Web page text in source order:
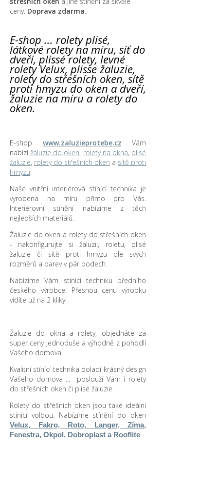
ceny. Doprava zdarma.
E-shop ... rolety plisé,
látkové rolety na míru, síť do
dveří, plissé rolety, levné
rolety Velux, plisse žaluzie,
rolety do střešních oken, sítě
proti hmyzu do oken a dveří,
žaluzie na míru a rolety do
oken.
E-shop www.zaluzieprotebe.cz Vám
nabízížaluzie do oken, rolety na okna, plisé
žaluzie, rolety do střešních oken a sítě proti
hmyzu.
Naše vnitřní interiérová stínící technika je
vyrobena na míru přímo pro Vás.
Interiérovní stínění nabízíme z těch
nejlepších materiálů.
Žaluzie do oken a rolety do střešních oken
- nakonfigurujte si žaluzii, roletu, plisé
žaluzie či sítě proti hmyzu dle svých
rozměrů a barev v pár bodech.
Nabízíme Vám stínící techniku předního
českého výrobce. Přesnou cenu výrobku
vidíte už na 2 kliky!
Žaluzie do okna a rolety, objednáte za
super ceny jednoduše a výhodně z pohodlí
Vašeho domova.
Kvalitní stínící technika doladí krásný design
Vašeho domova ... poslouží Vám i rolety
do střešních oken či plisé žaluzie.
Rolety do střešních oken jsou také ideální
stínící volbou. Nabízíme stínění do oken
Velux, Fakro, Roto, Langer, Zíma,
Fenestra, Okpol, Dobroplast a Rooflite.